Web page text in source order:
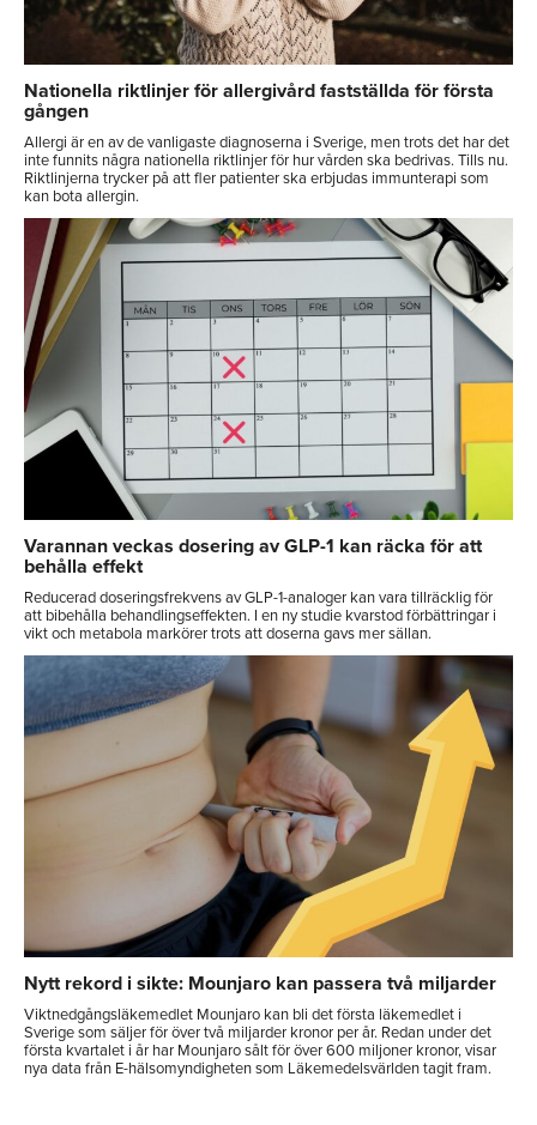
Nationella riktlinjer för allergivård fastställda för första
gången
Allergi är en av de vanligaste diagnoserna i Sverige, men trots det har det
inte funnits några nationella riktlinjer för hur vården ska bedrivas. Tills nu.
Riktlinjerna trycker på att fler patienter ska erbjudas immunterapi som
kan bota allergin.
Varannan veckas dosering av GLP-1 kan räcka för att
behålla effekt
Reducerad doseringsfrekvens av GLP-1-analoger kan vara tillräcklig för
att bibehålla behandlingseffekten. I en ny studie kvarstod förbättringar i
vikt och metabola markörer trots att doserna gavs mer sällan.
Nytt rekord i sikte: Mounjaro kan passera två miljarder
Viktnedgångsläkemedlet Mounjaro kan bli det första läkemedlet i
Sverige som säljer för över två miljarder kronor per år. Redan under det
första kvartalet i år har Mounjaro sålt för över 600 miljoner kronor, visar
nya data från E-hälsomyndigheten som Läkemedelsvärlden tagit fram.